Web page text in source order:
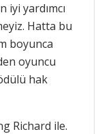
yardımcı
Hatta bu
boyunca
oyuncu
hak
Richard ile.